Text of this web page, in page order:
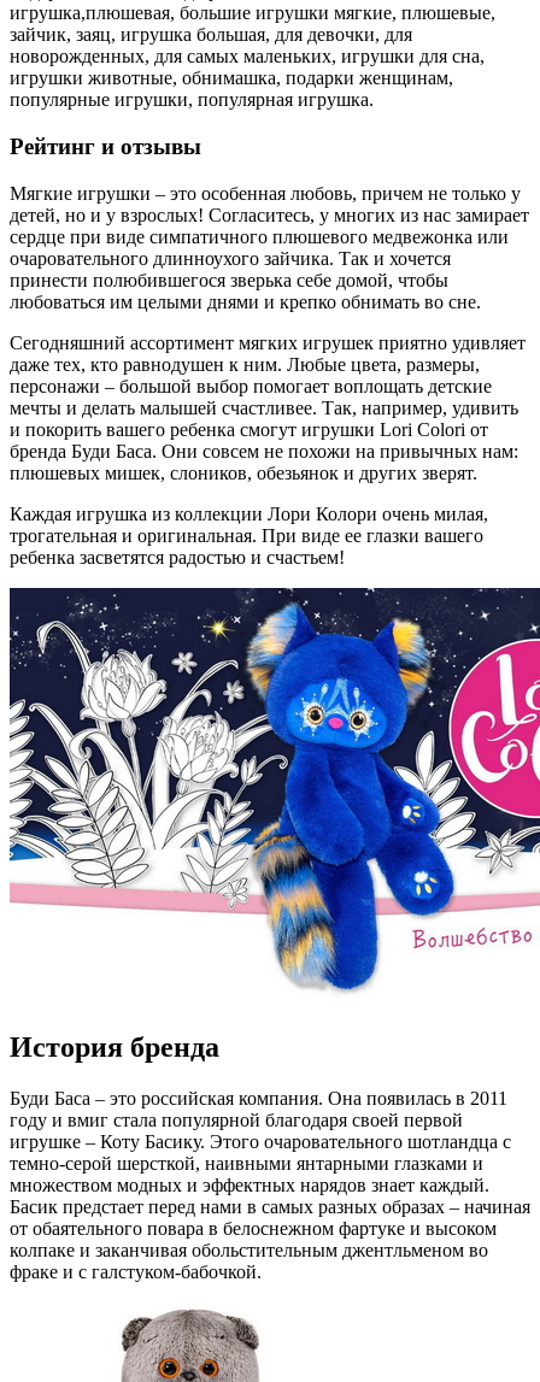
игрушка,плюшевая, большие игрушки мягкие, плюшевые,
зайчик, заяц, игрушка большая, для девочки, для
новорожденных, для самых маленьких, игрушки для сна,
игрушки животные, обнимашка, подарки женщинам,
популярные игрушки, популярная игрушка.
Рейтинг и отзывы
Мягкие игрушки – это особенная любовь, причем не только у
детей, но и у взрослых! Согласитесь, у многих из нас замирает
сердце при виде симпатичного плюшевого медвежонка или
очаровательного длинноухого зайчика. Так и хочется
принести полюбившегося зверька себе домой, чтобы
любоваться им целыми днями и крепко обнимать во сне.
Сегодняшний ассортимент мягких игрушек приятно удивляет
даже тех, кто равнодушен к ним. Любые цвета, размеры,
персонажи – большой выбор помогает воплощать детские
мечты и делать малышей счастливее. Так, например, удивить
и покорить вашего ребенка смогут игрушки Lori Colori от
бренда Буди Баса. Они совсем не похожи на привычных нам:
плюшевых мишек, слоников, обезьянок и других зверят.
Каждая игрушка из коллекции Лори Колори очень милая,
трогательная и оригинальная. При виде ее глазки вашего
ребенка засветятся радостью и счастьем!
История бренда
Буди Баса – это российская компания. Она появилась в 2011
году и вмиг стала популярной благодаря своей первой
игрушке – Коту Басику. Этого очаровательного шотландца с
темно-серой шерсткой, наивными янтарными глазками и
множеством модных и эффектных нарядов знает каждый.
Басик предстает перед нами в самых разных образах – начиная
от обаятельного повара в белоснежном фартуке и высоком
колпаке и заканчивая обольстительным джентльменом во
фраке и с галстуком-бабочкой.